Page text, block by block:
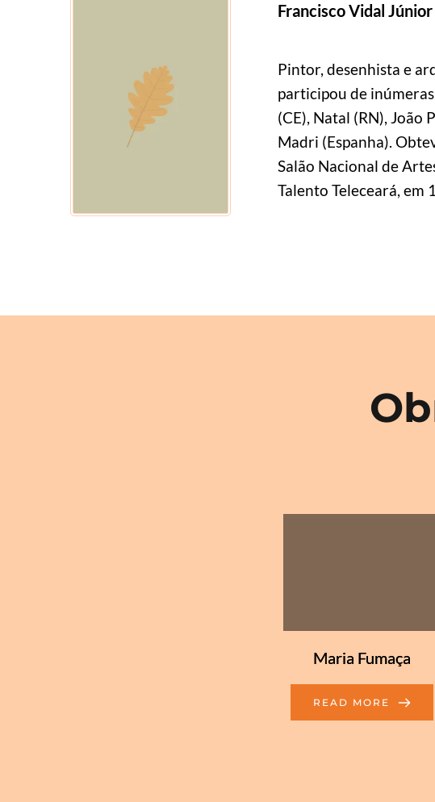
Francisco Vidal
Pintor, desenhista e
participou de
(CE), Natal (RN), João
Madri (Espanha).
Salão Nacional de
Talento Teleceará, em
Maria Fumaça
READ MORE